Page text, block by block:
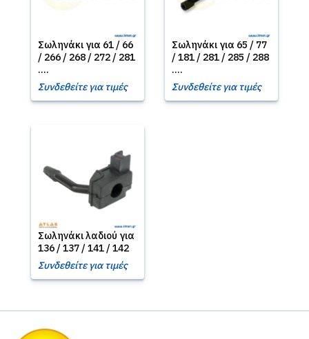
Σωληνάκι για 61 / 66
/ 266 / 268 / 272 / 281
....
Συνδεθείτε για τιμές
Σωληνάκι για 65 / 77
/ 181 / 281 / 285 / 288
....
Συνδεθείτε για τιμές
Σωληνάκι λαδιού για
136 / 137 / 141 / 142
Συνδεθείτε για τιμές